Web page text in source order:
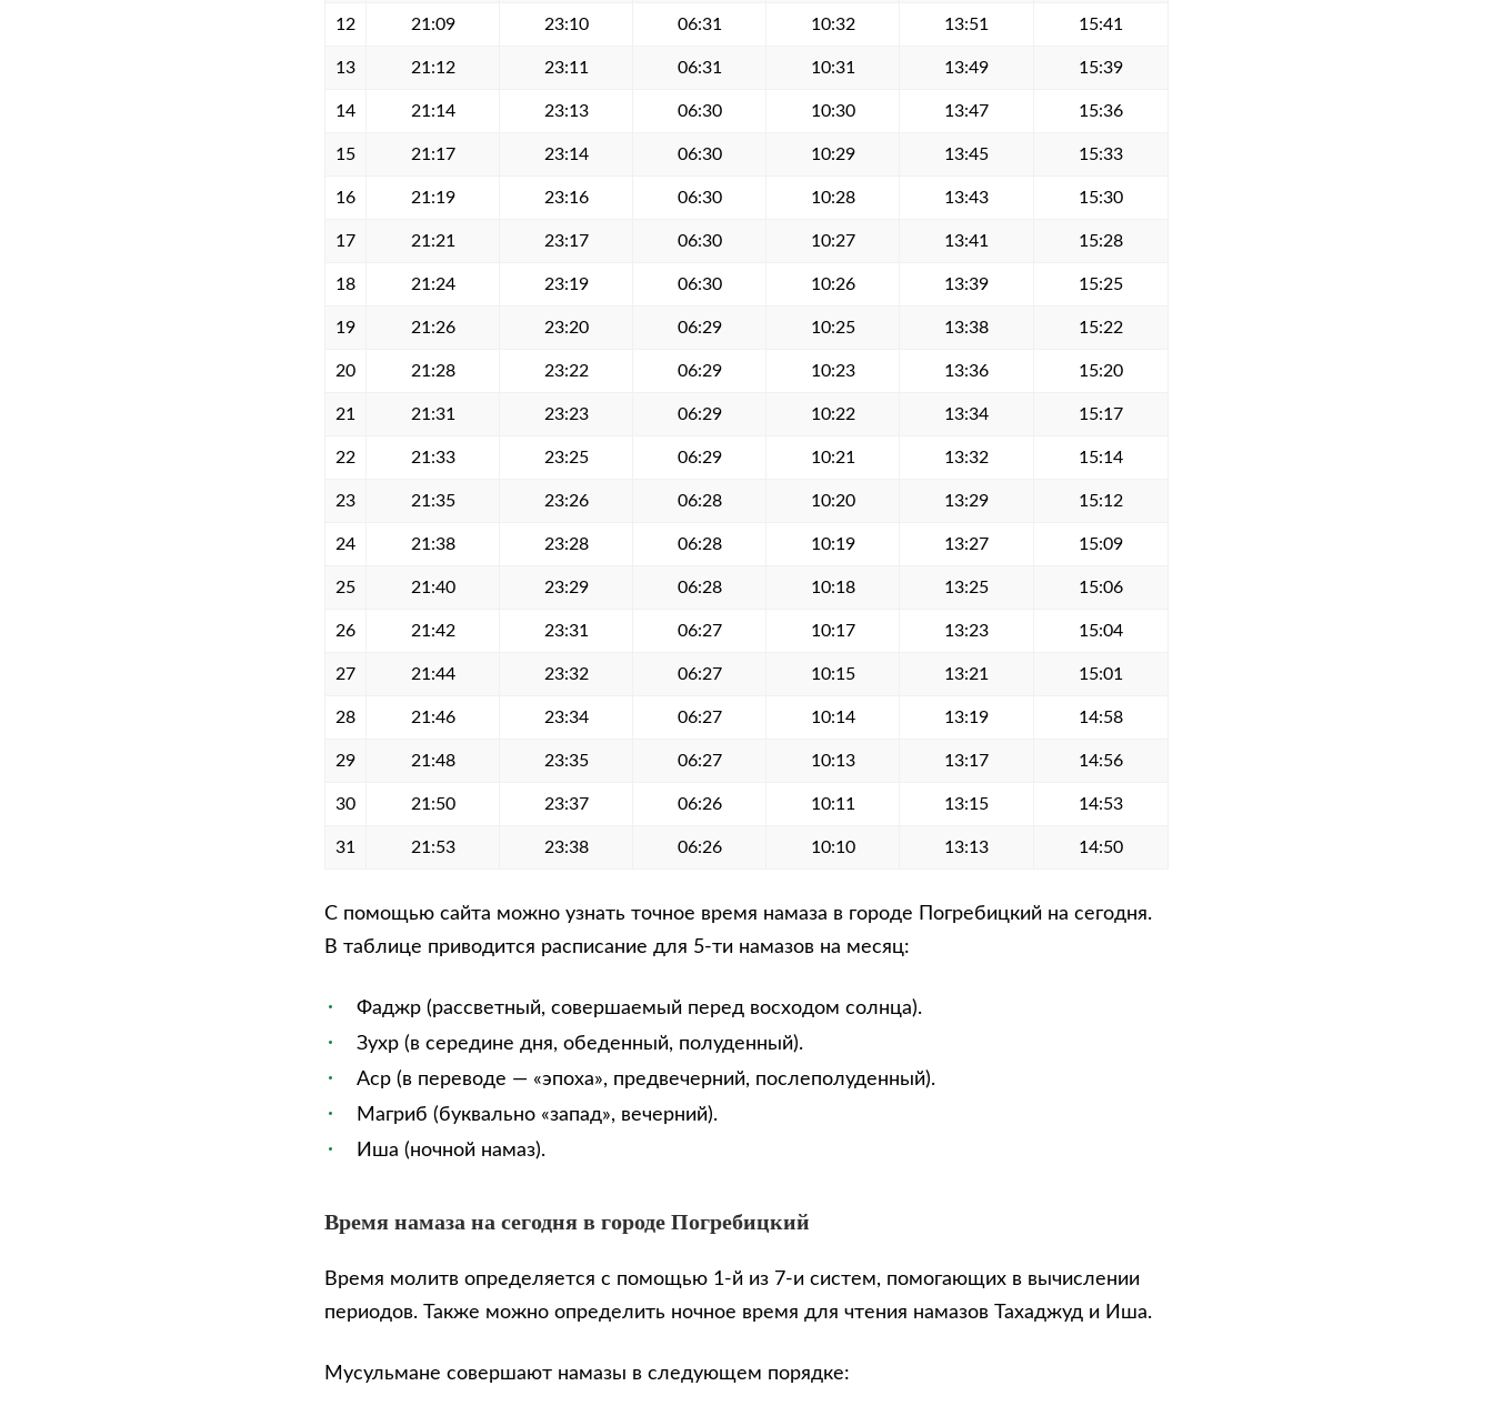
12 21:09 23:10 06:31 10:32 13:51 15:41
13 21:12 23:11 06:31 10:31 13:49 15:39
14 21:14 23:13 06:30 10:30 13:47 15:36
15 21:17 23:14 06:30 10:29 13:45 15:33
16 21:19 23:16 06:30 10:28 13:43 15:30
17 21:21 23:17 06:30 10:27 13:41 15:28
18 21:24 23:19 06:30 10:26 13:39 15:25
19 21:26 23:20 06:29 10:25 13:38 15:22
20 21:28 23:22 06:29 10:23 13:36 15:20
21 21:31 23:23 06:29 10:22 13:34 15:17
22 21:33 23:25 06:29 10:21 13:32 15:14
23 21:35 23:26 06:28 10:20 13:29 15:12
24 21:38 23:28 06:28 10:19 13:27 15:09
25 21:40 23:29 06:28 10:18 13:25 15:06
26 21:42 23:31 06:27 10:17 13:23 15:04
27 21:44 23:32 06:27 10:15 13:21 15:01
28 21:46 23:34 06:27 10:14 13:19 14:58
29 21:48 23:35 06:27 10:13 13:17 14:56
30 21:50 23:37 06:26 10:11 13:15 14:53
31 21:53 23:38 06:26 10:10 13:13 14:50
С помощью сайта можно узнать точное время намаза в городе Погребицкий на сегодня.
В таблице приводится расписание для 5-ти намазов на месяц:
Фаджр (рассветный, совершаемый перед восходом солнца).
Зухр (в середине дня, обеденный, полуденный).
Аср (в переводе — «эпоха», предвечерний, послеполуденный).
Магриб (буквально «запад», вечерний).
Иша (ночной намаз).
Время намаза на сегодня в городе Погребицкий
Время молитв определяется с помощью 1-й из 7-и систем, помогающих в вычислении
периодов. Также можно определить ночное время для чтения намазов Тахаджуд и Иша.
Мусульмане совершают намазы в следующем порядке: